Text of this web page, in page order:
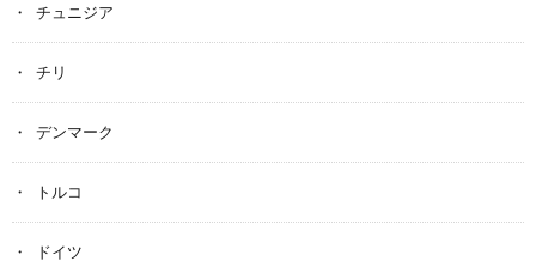
チュニジア
チリ
デンマーク
トルコ
ドイツ